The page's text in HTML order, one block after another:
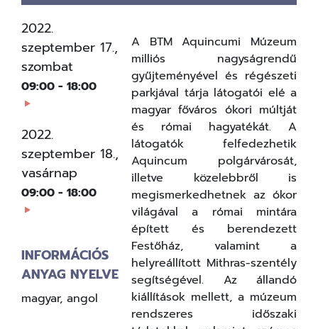
2022.
szeptember 17.,
szombat
09:00 - 18:00
2022.
szeptember 18.,
vasárnap
09:00 - 18:00
INFORMÁCIÓS
ANYAG NYELVE
magyar, angol
A BTM Aquincumi Múzeum
milliós nagyságrendű
gyűjteményével és régészeti
parkjával tárja látogatói elé a
magyar főváros ókori múltját
és római hagyatékát. A
látogatók felfedezhetik
Aquincum polgárvárosát,
illetve közelebbről is
megismerkedhetnek az ókor
világával a római mintára
épített és berendezett
Festőház, valamint a
helyreállított Mithras-szentély
segítségével. Az állandó
kiállítások mellett, a múzeum
rendszeres időszaki